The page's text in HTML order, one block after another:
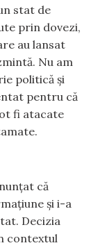
stat de
prin dovezi,
au lansat
Nu am
politică și
pentru că
fi atacate
că
și i-a
Decizia
contextul